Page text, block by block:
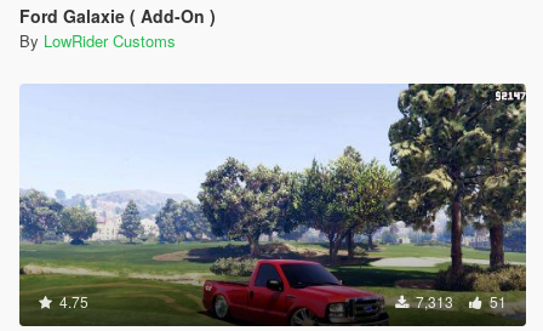
Ford Galaxie ( Add-On )
By LowRider Customs
4.75 7,313 51